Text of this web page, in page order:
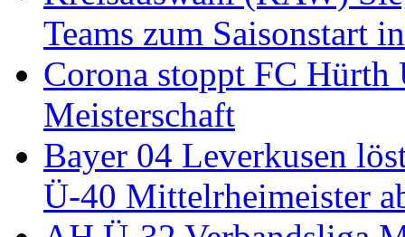
Teams zum Saisonstart
Corona stoppt FC Hürth
Meisterschaft
Bayer 04 Leverkusen
Ü-40 Mittelrheimeister